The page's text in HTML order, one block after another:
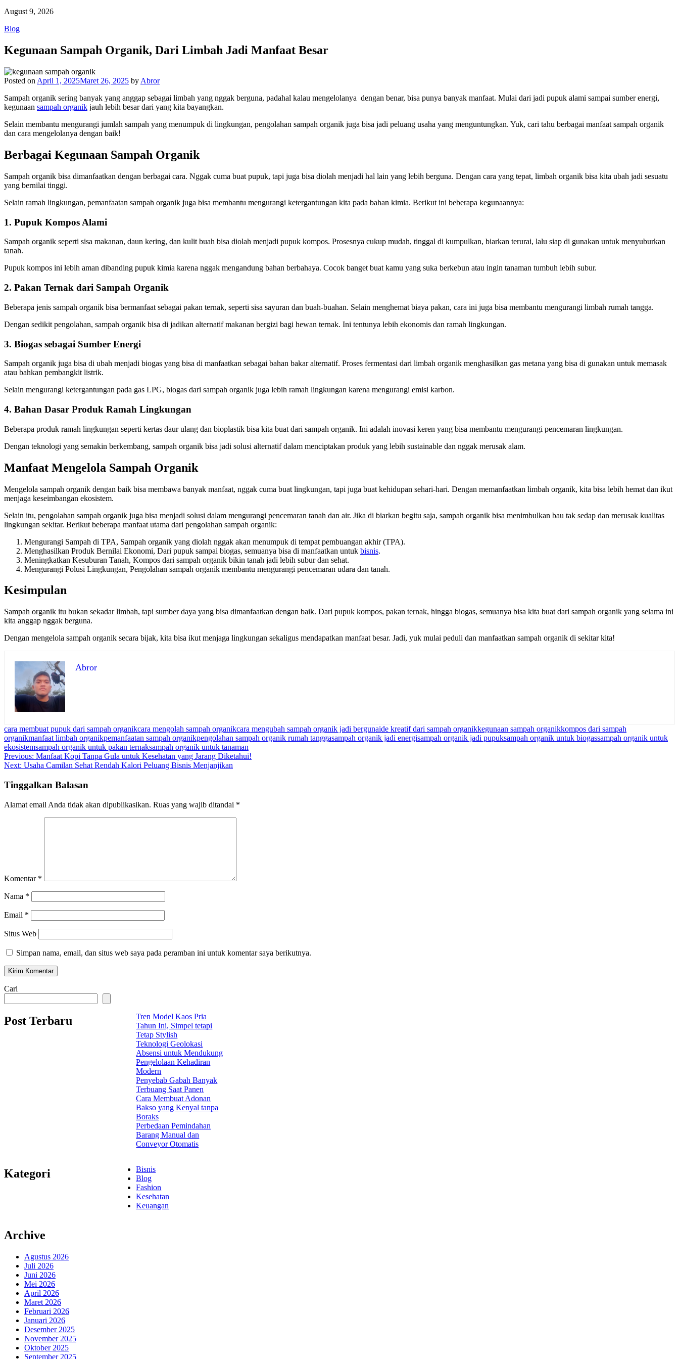
August 9, 2026
Blog
Kegunaan Sampah Organik, Dari Limbah Jadi Manfaat Besar
Posted on April 1, 2025Maret 26, 2025 by Abror
Sampah organik sering banyak yang anggap sebagai limbah yang nggak berguna, padahal kalau mengelolanya dengan benar, bisa punya banyak manfaat. Mulai dari jadi pupuk alami sampai sumber energi,
kegunaan sampah organik jauh lebih besar dari yang kita bayangkan.
Selain membantu mengurangi jumlah sampah yang menumpuk di lingkungan, pengolahan sampah organik juga bisa jadi peluang usaha yang menguntungkan. Yuk, cari tahu berbagai manfaat sampah organik
dan cara mengelolanya dengan baik!
Berbagai Kegunaan Sampah Organik
Sampah organik bisa dimanfaatkan dengan berbagai cara. Nggak cuma buat pupuk, tapi juga bisa diolah menjadi hal lain yang lebih berguna. Dengan cara yang tepat, limbah organik bisa kita ubah jadi sesuatu
yang bernilai tinggi.
Selain ramah lingkungan, pemanfaatan sampah organik juga bisa membantu mengurangi ketergantungan kita pada bahan kimia. Berikut ini beberapa kegunaannya:
1. Pupuk Kompos Alami
Sampah organik seperti sisa makanan, daun kering, dan kulit buah bisa diolah menjadi pupuk kompos. Prosesnya cukup mudah, tinggal di kumpulkan, biarkan terurai, lalu siap di gunakan untuk menyuburkan
tanah.
Pupuk kompos ini lebih aman dibanding pupuk kimia karena nggak mengandung bahan berbahaya. Cocok banget buat kamu yang suka berkebun atau ingin tanaman tumbuh lebih subur.
2. Pakan Ternak dari Sampah Organik
Beberapa jenis sampah organik bisa bermanfaat sebagai pakan ternak, seperti sisa sayuran dan buah-buahan. Selain menghemat biaya pakan, cara ini juga bisa membantu mengurangi limbah rumah tangga.
Dengan sedikit pengolahan, sampah organik bisa di jadikan alternatif makanan bergizi bagi hewan ternak. Ini tentunya lebih ekonomis dan ramah lingkungan.
3. Biogas sebagai Sumber Energi
Sampah organik juga bisa di ubah menjadi biogas yang bisa di manfaatkan sebagai bahan bakar alternatif. Proses fermentasi dari limbah organik menghasilkan gas metana yang bisa di gunakan untuk memasak
atau bahkan pembangkit listrik.
Selain mengurangi ketergantungan pada gas LPG, biogas dari sampah organik juga lebih ramah lingkungan karena mengurangi emisi karbon.
4. Bahan Dasar Produk Ramah Lingkungan
Beberapa produk ramah lingkungan seperti kertas daur ulang dan bioplastik bisa kita buat dari sampah organik. Ini adalah inovasi keren yang bisa membantu mengurangi pencemaran lingkungan.
Dengan teknologi yang semakin berkembang, sampah organik bisa jadi solusi alternatif dalam menciptakan produk yang lebih sustainable dan nggak merusak alam.
Manfaat Mengelola Sampah Organik
Mengelola sampah organik dengan baik bisa membawa banyak manfaat, nggak cuma buat lingkungan, tapi juga buat kehidupan sehari-hari. Dengan memanfaatkan limbah organik, kita bisa lebih hemat dan ikut
menjaga keseimbangan ekosistem.
Selain itu, pengolahan sampah organik juga bisa menjadi solusi dalam mengurangi pencemaran tanah dan air. Jika di biarkan begitu saja, sampah organik bisa menimbulkan bau tak sedap dan merusak kualitas
lingkungan sekitar. Berikut beberapa manfaat utama dari pengolahan sampah organik:
Mengurangi Sampah di TPA, Sampah organik yang diolah nggak akan menumpuk di tempat pembuangan akhir (TPA).
Menghasilkan Produk Bernilai Ekonomi, Dari pupuk sampai biogas, semuanya bisa di manfaatkan untuk bisnis.
Meningkatkan Kesuburan Tanah, Kompos dari sampah organik bikin tanah jadi lebih subur dan sehat.
Mengurangi Polusi Lingkungan, Pengolahan sampah organik membantu mengurangi pencemaran udara dan tanah.
Kesimpulan
Sampah organik itu bukan sekadar limbah, tapi sumber daya yang bisa dimanfaatkan dengan baik. Dari pupuk kompos, pakan ternak, hingga biogas, semuanya bisa kita buat dari sampah organik yang selama ini
kita anggap nggak berguna.
Dengan mengelola sampah organik secara bijak, kita bisa ikut menjaga lingkungan sekaligus mendapatkan manfaat besar. Jadi, yuk mulai peduli dan manfaatkan sampah organik di sekitar kita!
Abror
cara membuat pupuk dari sampah organikcara mengolah sampah organikcara mengubah sampah organik jadi bergunaide kreatif dari sampah organikkegunaan sampah organikkompos dari sampah
organikmanfaat limbah organikpemanfaatan sampah organikpengolahan sampah organik rumah tanggasampah organik jadi energisampah organik jadi pupuksampah organik untuk biogassampah organik untuk
ekosistemsampah organik untuk pakan ternaksampah organik untuk tanaman
Navigasi
pos
Previous: Manfaat Kopi Tanpa Gula untuk Kesehatan yang Jarang Diketahui!
Next: Usaha Camilan Sehat Rendah Kalori Peluang Bisnis Menjanjikan
Tinggalkan Balasan
Alamat email Anda tidak akan dipublikasikan. Ruas yang wajib ditandai *
Komentar *
Nama *
Email *
Situs Web
Simpan nama, email, dan situs web saya pada peramban ini untuk komentar saya berikutnya.
Cari
Post Terbaru
Tren Model Kaos Pria
Tahun Ini, Simpel tetapi
Tetap Stylish
Teknologi Geolokasi
Absensi untuk Mendukung
Pengelolaan Kehadiran
Modern
Penyebab Gabah Banyak
Terbuang Saat Panen
Cara Membuat Adonan
Bakso yang Kenyal tanpa
Boraks
Perbedaan Pemindahan
Barang Manual dan
Conveyor Otomatis
Kategori
Bisnis
Blog
Fashion
Kesehatan
Keuangan
Archive
Agustus 2026
Juli 2026
Juni 2026
Mei 2026
April 2026
Maret 2026
Februari 2026
Januari 2026
Desember 2025
November 2025
Oktober 2025
September 2025